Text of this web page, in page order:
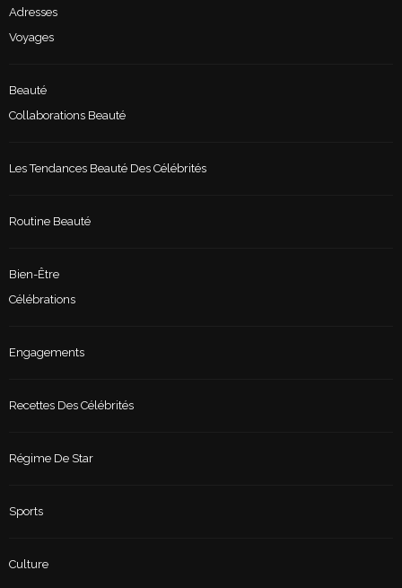
Adresses
Voyages
Beauté
Collaborations Beauté
Les Tendances Beauté Des Célébrités
Routine Beauté
Bien-Être
Célébrations
Engagements
Recettes Des Célébrités
Régime De Star
Sports
Culture